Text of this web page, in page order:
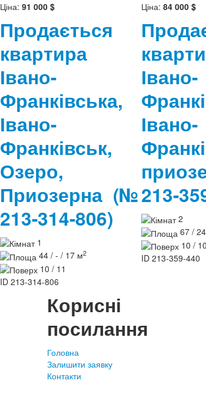
Ціна: 91 000 $
Продається
квартира
Івано-
Франківська,
Івано-
Франківськ,
Озеро,
Приозерна (№
213-314-806)
1
44 / - / 17 м2
10 / 11
ID 213-314-806
Ціна: 84 000 $
Івано-
Івано-
213-
2
67 /
10 / 10
ID 213-359-440
Корисні
посилання
Головна
Залишити заявку
Контакти